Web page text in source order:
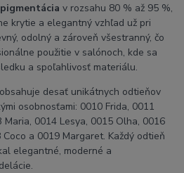
pigmentáciav rozsahu 80 % až 95 %,
krytie a elegantný vzhľad už pri
odolný a zároveň všestranný, čo
použitie v salónoch, kde sa
a spoľahlivosť materiálu.
desať unikátnych odtieňov
osobnosťami: 0010 Frida, 0011
0014 Lesya, 0015 Olha, 0016
a 0019 Margaret. Každý odtieň
elegantné, moderné a